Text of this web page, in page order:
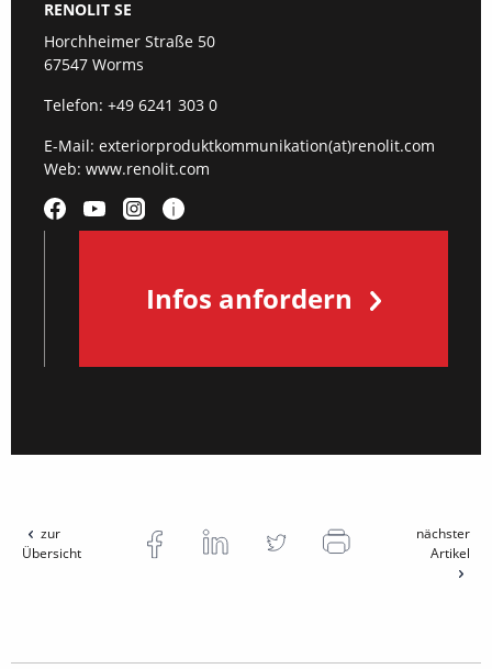
RENOLIT SE
Horchheimer Straße 50
67547 Worms
Telefon: +49 6241 303 0
E-Mail: exteriorproduktkommunikation(at)renolit.com
Web: www.renolit.com
Infos anfordern
zur
Übersicht
nächster
Artikel